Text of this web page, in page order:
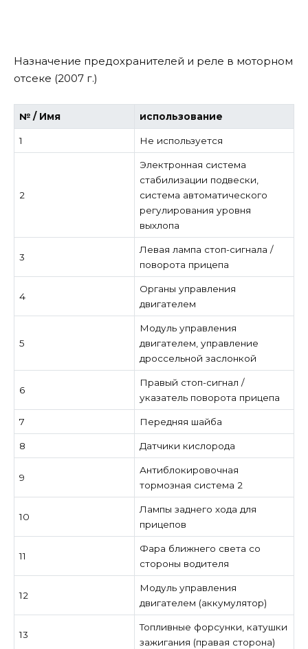
Назначение предохранителей и реле в моторном
отсеке (2007 г.)
№ / Имя использование
1 Не используется
2
Электронная система
стабилизации подвески,
система автоматического
регулирования уровня
выхлопа
3
Левая лампа стоп-сигнала /
поворота прицепа
4
Органы управления
двигателем
5
Модуль управления
двигателем, управление
дроссельной заслонкой
6
Правый стоп-сигнал /
указатель поворота прицепа
7 Передняя шайба
8 Датчики кислорода
9
Антиблокировочная
тормозная система 2
10
Лампы заднего хода для
прицепов
11
Фара ближнего света со
стороны водителя
12
Модуль управления
двигателем (аккумулятор)
13
Топливные форсунки, катушки
зажигания (правая сторона)